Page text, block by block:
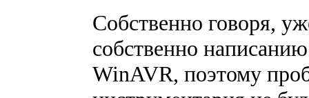
Собственно говоря,
собственно
WinAVR, поэтому